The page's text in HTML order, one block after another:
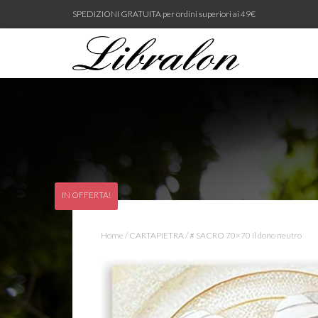
SPEDIZIONI GRATUITA per ordini superiori ai 49€
Home / CARTAPIETRA/ # SACRO 70×70 il dono neutro
IN OFFERTA!